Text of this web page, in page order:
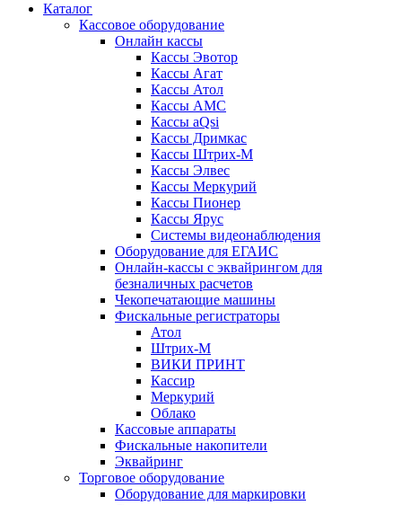
Каталог
Кассовое оборудование
Онлайн кассы
Кассы Эвотор
Кассы Агат
Кассы Атол
Кассы АМС
Кассы aQsi
Кассы Дримкас
Кассы Штрих-М
Кассы Элвес
Кассы Меркурий
Кассы Пионер
Кассы Ярус
Системы видеонаблюдения
Оборудование для ЕГАИС
Онлайн-кассы с эквайрингом для
безналичных расчетов
Чекопечатающие машины
Фискальные регистраторы
Атол
Штрих-М
ВИКИ ПРИНТ
Кассир
Меркурий
Облако
Кассовые аппараты
Фискальные накопители
Эквайринг
Торговое оборудование
Оборудование для маркировки